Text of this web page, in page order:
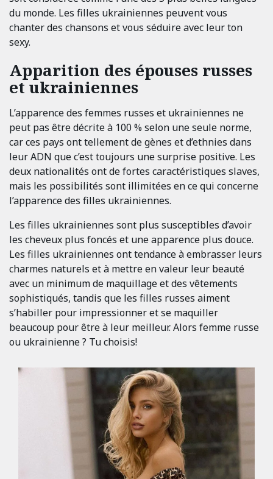
du monde. Les filles ukrainiennes peuvent vous
chanter des chansons et vous séduire avec leur ton
sexy.
Apparition des épouses russes
et ukrainiennes
L’apparence des femmes russes et ukrainiennes ne
peut pas être décrite à 100 % selon une seule norme,
car ces pays ont tellement de gènes et d’ethnies dans
leur ADN que c’est toujours une surprise positive. Les
deux nationalités ont de fortes caractéristiques slaves,
mais les possibilités sont illimitées en ce qui concerne
l’apparence des filles ukrainiennes.
Les filles ukrainiennes sont plus susceptibles d’avoir
les cheveux plus foncés et une apparence plus douce.
Les filles ukrainiennes ont tendance à embrasser leurs
charmes naturels et à mettre en valeur leur beauté
avec un minimum de maquillage et des vêtements
sophistiqués, tandis que les filles russes aiment
s’habiller pour impressionner et se maquiller
beaucoup pour être à leur meilleur. Alors femme russe
ou ukrainienne ? Tu choisis!